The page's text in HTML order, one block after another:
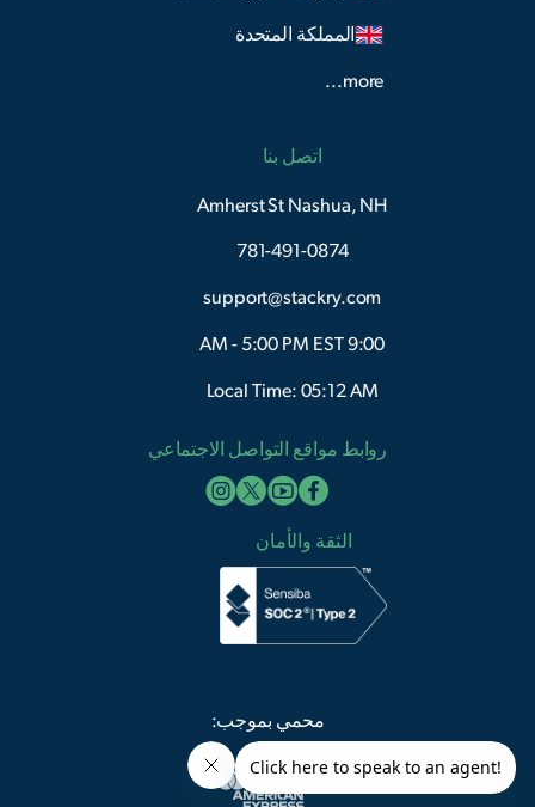
المملكة المتحدة
more...
اتصل بنا
Amherst St Nashua, NH
781-491-0874
support@stackry.com
9:00 AM - 5:00 PM EST
Local Time: 05:12 AM
روابط مواقع التواصل الاجتماعي
الثقة والأمان
محمي بموجب: